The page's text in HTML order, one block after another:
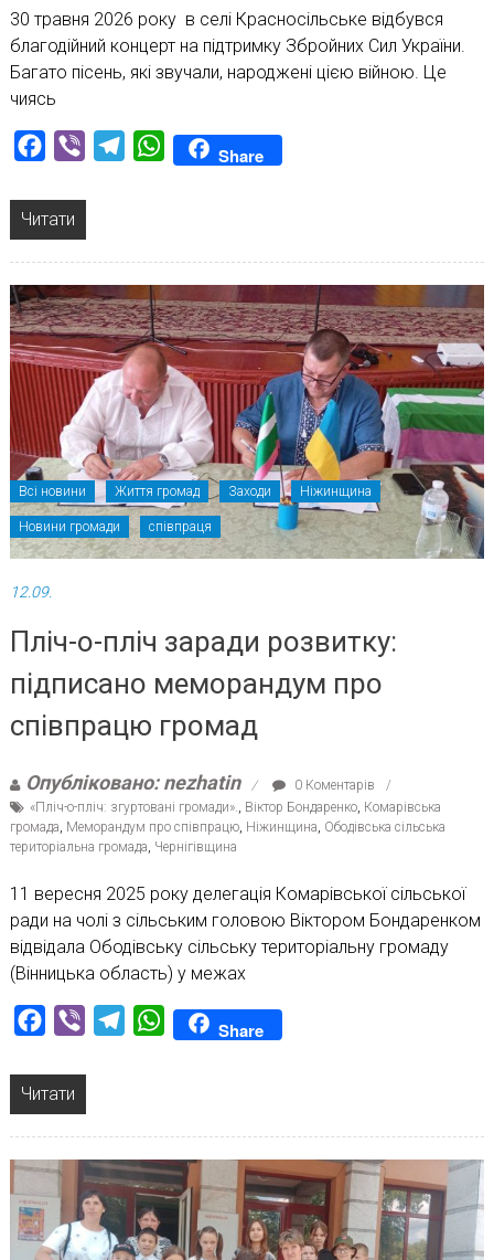
30 травня 2026 року в селі Красносільське відбувся
благодійний концерт на підтримку Збройних Сил України.
Багато пісень, які звучали, народжені цією війною. Це
чиясь
Facebook
Viber TelegramWhatsAppShare
Читати
Всі новини Життя громад Заходи Ніжинщина
Новини громади співпраця
12.09.
Пліч-о-пліч заради розвитку:
підписано меморандум про
співпрацю громад
Опубліковано: nezhatin
0 Коментарів
«Пліч-о-пліч: згуртовані громади»., Віктор Бондаренко, Комарівська
громада, Меморандум про співпрацю, Ніжинщина, Ободівська сільська
територіальна громада, Чернігівщина
11 вересня 2025 року делегація Комарівської сільської
ради на чолі з сільським головою Віктором Бондаренком
відвідала Ободівську сільську територіальну громаду
(Вінницька область) у межах
Facebook
Viber TelegramWhatsAppShare
Читати